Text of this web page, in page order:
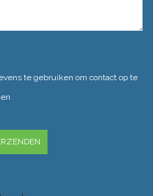
te gebruiken om contact op te